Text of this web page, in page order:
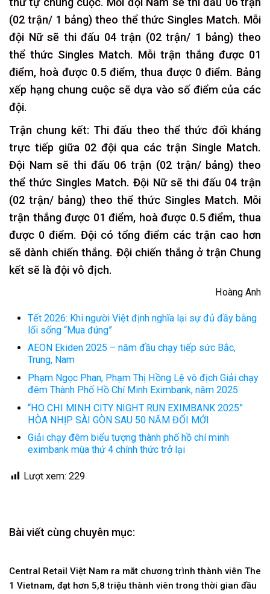
(02 trận/ 1 bảng) theo thể thức Singles Match. Mỗi
đội Nữ sẽ thi đấu 04 trận (02 trận/ 1 bảng) theo
thể thức Singles Match. Mỗi trận thắng được 01
điểm, hoà được 0.5 điểm, thua được 0 điểm. Bảng
xếp hạng chung cuộc sẽ dựa vào số điểm của các
đội.
Trận chung kết: Thi đấu theo thể thức đối kháng
trực tiếp giữa 02 đội qua các trận Single Match.
Đội Nam sẽ thi đấu 06 trận (02 trận/ bảng) theo
thể thức Singles Match. Đội Nữ sẽ thi đấu 04 trận
(02 trận/ bảng) theo thể thức Singles Match. Mỗi
trận thắng được 01 điểm, hoà được 0.5 điểm, thua
được 0 điểm. Đội có tổng điểm các trận cao hơn
sẽ dành chiến thắng. Đội chiến thắng ở trận Chung
kết sẽ là đội vô địch.
Hoàng Anh
Tết 2026: Khi người Việt định nghĩa lại sự đủ đầy bằng
lối sống “Mua đúng”
AEON Ekiden 2025 – năm đầu chạy tiếp sức Bắc,
Trung, Nam
Phạm Ngọc Phan, Phạm Thị Hồng Lệ vô địch Giải chạy
đêm Thành Phố Hồ Chí Minh Eximbank, năm 2025
“HO CHI MINH CITY NIGHT RUN EXIMBANK 2025”
HÒA NHỊP SÀI GÒN SAU 50 NĂM ĐỔI MỚI
Giải chạy đêm biểu tượng thành phố hồ chí minh
eximbank mùa thứ 4 chính thức trở lại
Lượt xem: 229
Bài viết cùng chuyên mục:
Central Retail Việt Nam ra mắt chương trình thành viên The
1 Vietnam, đạt hơn 5,8 triệu thành viên trong thời gian đầu